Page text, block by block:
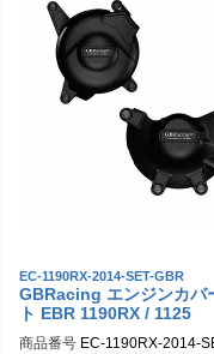
EC-1190RX-2014-SET-GBR
GBRacing エンジンカバ
ト EBR 1190RX / 1125
商品番号 EC-1190RX-2014-